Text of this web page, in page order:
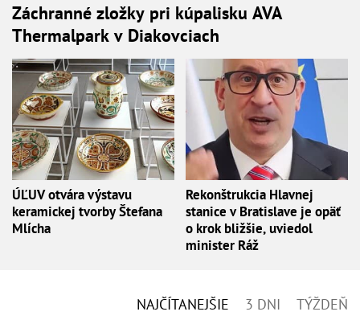
Záchranné zložky pri kúpalisku AVA
Thermalpark v Diakovciach
ÚĽUV otvára výstavu
keramickej tvorby Štefana
Mlícha
Rekonštrukcia Hlavnej
stanice v Bratislave je opäť
o krok bližšie, uviedol
minister Ráž
NAJČÍTANEJŠIE 3 DNI TÝŽDEŇ